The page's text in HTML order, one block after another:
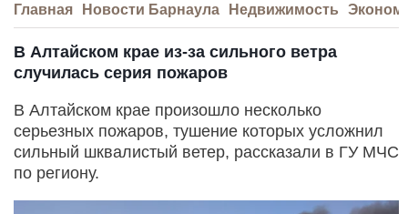
Главная Новости Барнаула Недвижимость
В Алтайском крае из-за сильного ветра
случилась серия пожаров
В Алтайском крае произошло несколько
серьезных пожаров, тушение которых усложнил
сильный шквалистый ветер, рассказали в ГУ МЧС
по региону.